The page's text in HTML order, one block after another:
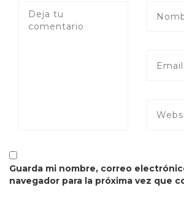
Guarda mi nombre, correo
navegador para la próxima vez que